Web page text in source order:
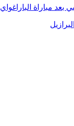
مباراة الباراغواي